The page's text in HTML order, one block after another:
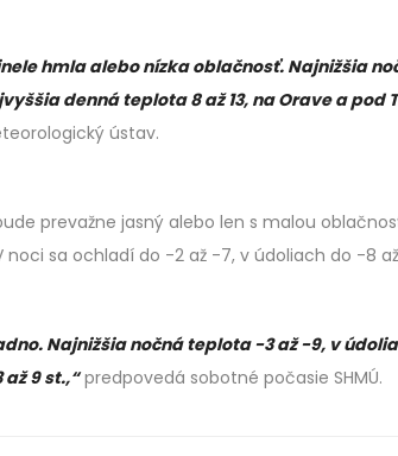
hmla alebo nízka oblačnosť. Najnižšia
denná teplota 8 až 13, na Orave a
ústav.
prevažne jasný alebo len s malou
noci sa ochladí do -2 až -7, v údoliach do -8
Najnižšia nočná teplota -3 až -9, v
9 st.,“predpovedá sobotné počasie SHMÚ.